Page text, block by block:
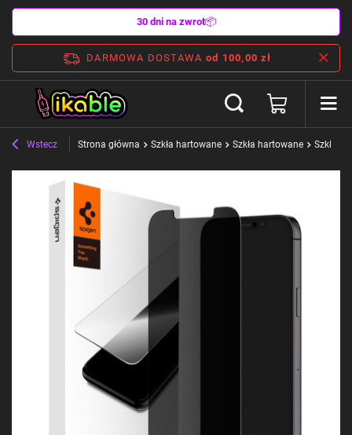
30 dni na zwrot📦
DARMOWA DOSTAWA od 100,00 zł
Wstecz Strona główna Szkła hartowane Szkła hartowane Szkła